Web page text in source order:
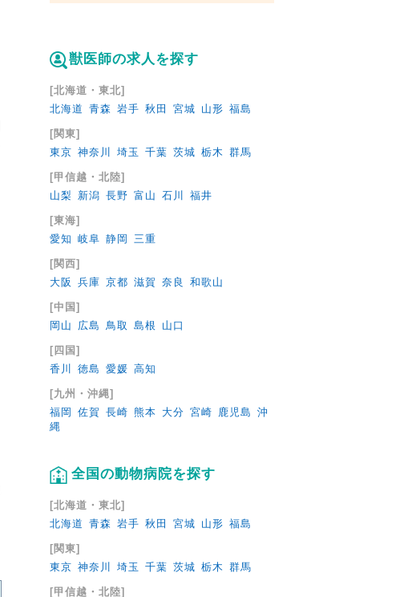
獣医師の求人を探す
[北海道・東北]
北海道 青森 岩手 秋田 宮城 山形 福島
[関東]
東京 神奈川 埼玉 千葉 茨城 栃木 群馬
[甲信越・北陸]
山梨 新潟 長野 富山 石川 福井
[東海]
愛知 岐阜 静岡 三重
[関西]
大阪 兵庫 京都 滋賀 奈良 和歌山
[中国]
岡山
広島 鳥取 島根 山口
[四国]
香川
徳島 愛媛 高知
[九州・沖縄]
福岡
佐賀 長崎 熊本 大分 宮崎 鹿児島 沖
縄
全国の動物病院を探す
[北海道・東北]
北海道 青森 岩手 秋田 宮城 山形 福島
[関東]
東京 神奈川 埼玉 千葉 茨城 栃木 群馬
[甲信越・北陸]